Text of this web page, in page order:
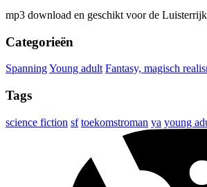
mp3 download en geschikt voor de
Categorieën
SpanningYoung adult Fantasy, magisch
Tags
science fiction sf toekomstroman ya young